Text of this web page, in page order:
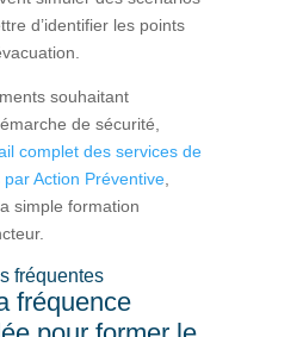
d’identifier les points
souhaitant
de sécurité,
complet des services de
Action Préventive,
simple formation
fréquentes
fréquence